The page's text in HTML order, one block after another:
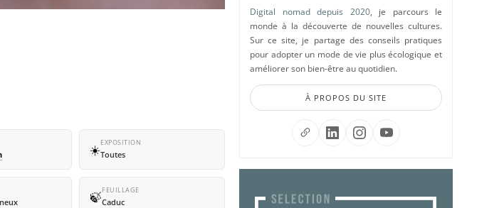
☀️EXPOSITION
Toutes
🍃FEUILLAGE
Caduc
Digital nomad depuis 2020, je parcours le
monde à la découverte de nouvelles cultures.
Sur ce site, je partage des conseils pratiques
pour adopter un mode de vie plus écologique et
améliorer son bien-être au quotidien.
À PROPOS DU SITE